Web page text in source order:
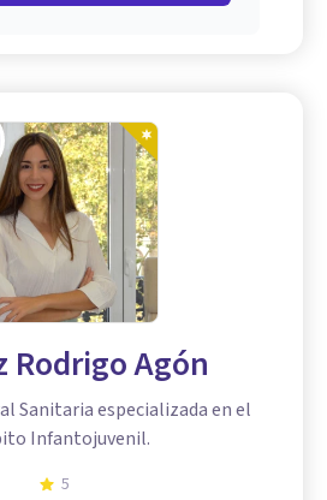
Rodrigo Agón
Sanitaria especializada en el
Infantojuvenil.
5